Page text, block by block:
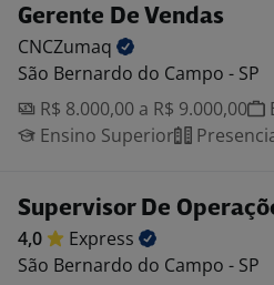
Gerente De Vendas
CNCZumaq
São Bernardo do Campo - SP
R$ 8.000,00 a R$ 9.000,00
Ensino Superior
Supervisor De
4,0
Express
São Bernardo do Campo - SP